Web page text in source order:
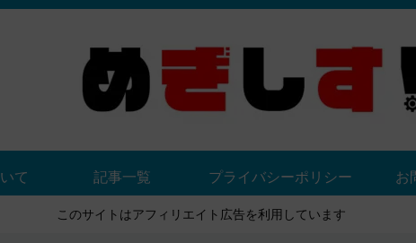
て 記事一覧 プライバシーポリシー お
このサイトはアフィリエイト広告を利用しています